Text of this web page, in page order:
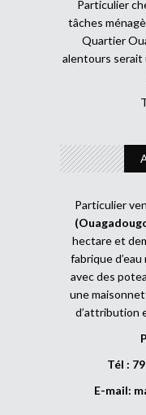
Particulier
tâches
Quartier
alentours serait
Particulier
hectare et
fabrique
avec des
une
d’attribution
Tél :
E-mail: